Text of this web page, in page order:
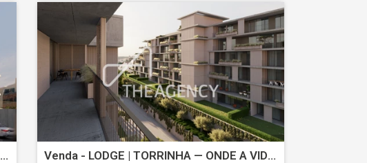
Venda - LODGE | TORRINHA — ONDE A VIDA URBANA ENCONTRA O CONFORTO E A TRANQUILIDADE Venda - LODGE | TORRINHA — ONDE A VIDA URBANA ENCONTRA O CONFORTO E A TRANQUILIDADE